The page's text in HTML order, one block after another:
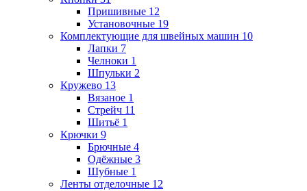
Пришивные 12
Установочные 19
Комплектующие для швейных машин 10
Лапки 7
Челноки 1
Шпульки 2
Кружево 13
Вязаное 1
Стрейч 11
Шитьё 1
Крючки 9
Брючные 4
Одёжные 3
Шубные 1
Ленты отделочные 12